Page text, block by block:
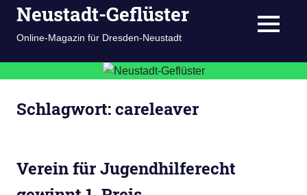
InhaltNeustadt-Geflüster
Online-Magazin für Dresden-Neustadt MENÜ
Schlagwort:careleaver
Verein für Jugendhilferecht